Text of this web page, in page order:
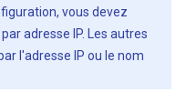
vous devez
adresse IP. Les autres
l'adresse IP ou le nom